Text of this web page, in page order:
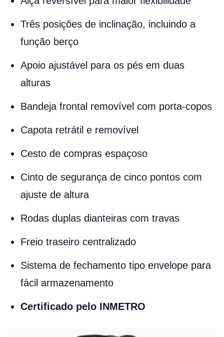
Três posições de inclinação, incluindo a
função berço
Apoio ajustável para os pés em duas
alturas
Bandeja frontal removível com porta-copos
Capota retrátil e removível
Cesto de compras espaçoso
Cinto de segurança de cinco pontos com
ajuste de altura
Rodas duplas dianteiras com travas
Freio traseiro centralizado
Sistema de fechamento tipo envelope para
fácil armazenamento
Certificado pelo INMETRO